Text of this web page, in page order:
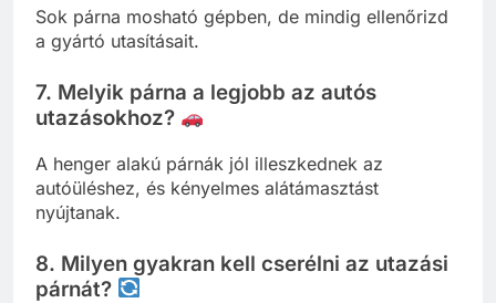
Sok párna mosható gépben, de mindig ellenőrizd
a gyártó utasításait.
7. Melyik párna a legjobb az autós
utazásokhoz?
A henger alakú párnák jól illeszkednek az
autóüléshez, és kényelmes alátámasztást
nyújtanak.
8. Milyen gyakran kell cserélni az utazási
párnát?